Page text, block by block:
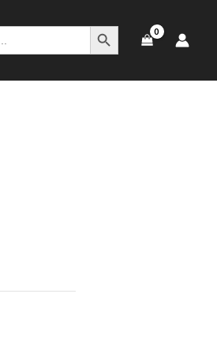
SEARCH BUTTON